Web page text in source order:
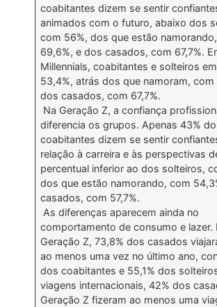
coabitantes dizem se sentir
animados com o futuro, abaixo dos
com 56%, dos que estão
69,6%, e dos casados, com 67,7%.
Millennials, coabitantes e solteiros
53,4%, atrás dos que namoram, com
dos casados, com 67,7%.
Na Geração Z, a confiança
diferencia os grupos. Apenas 43%
coabitantes dizem se sentir
relação à carreira e às perspectivas
percentual inferior ao dos solteiros,
dos que estão namorando, com
casados, com 57,7%.
As diferenças aparecem ainda no
comportamento de consumo e lazer.
Geração Z, 73,8% dos casados
ao menos uma vez no último ano,
dos coabitantes e 55,1% dos
viagens internacionais, 42% dos
Geração Z fizeram ao menos uma